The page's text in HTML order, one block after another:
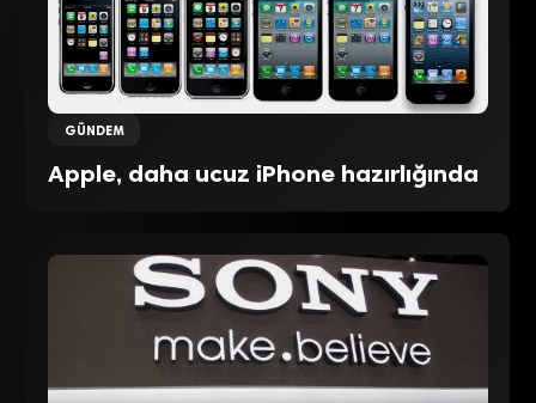
GÜNDEM
Apple, daha ucuz iPhone hazırlığında